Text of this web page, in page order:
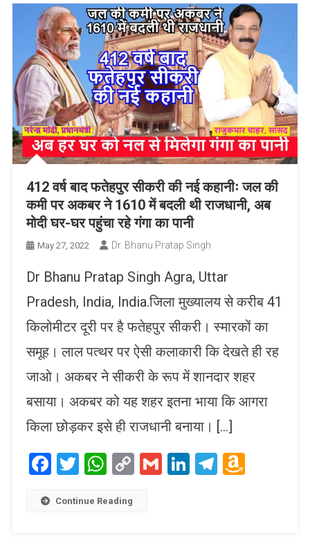
412 वर्ष बाद फतेहपुर सीकरी की नई कहानीः जल की
कमी पर अकबर ने 1610 में बदली थी राजधानी, अब
मोदी घर-घर पहुंचा रहे गंगा का पानी
May 27, 2022 Dr. Bhanu Pratap Singh
Dr Bhanu Pratap Singh Agra, Uttar
Pradesh, India, India.जिला मुख्यालय से करीब 41
किलोमीटर दूरी पर है फतेहपुर सीकरी। स्मारकों का
समूह। लाल पत्थर पर ऐसी कलाकारी कि देखते ही रह
जाओ। अकबर ने सीकरी के रूप में शानदार शहर
बसाया। अकबर को यह शहर इतना भाया कि आगरा
किला छोड़कर इसे ही राजधानी बनाया। […]
Facebook
Twitter
WhatsApp
CopyGmailLinkedIn
Telegram
Continue Reading